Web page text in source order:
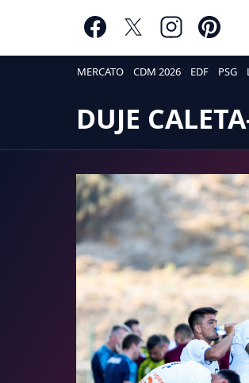
MERCATO CDM 2026 EDF PSG
DUJE